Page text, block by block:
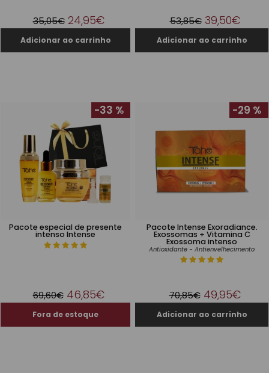
35,05€ 24,95€ 53,85€ 39,50€
Pacote especial de presente
intenso Intense
-33 %
69,60€ 46,85€
Pacote Intense Exoradiance.
Exossomas + Vitamina C
Exossoma intenso
Antioxidante - Antienvelhecimento
-29 %
70,85€ 49,95€